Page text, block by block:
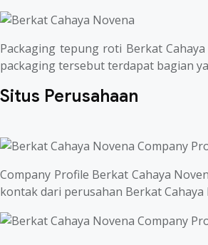
Packaging tepung roti Berkat
packaging tersebut terdapat bagian
Situs Perusahaan
Company Profile Berkat Cahaya
kontak dari perusahan Berkat Cahaya